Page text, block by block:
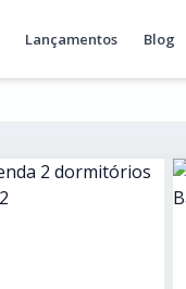
Lançamentos Blog